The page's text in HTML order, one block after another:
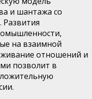
и шантажа со
Развития
на взаимной
отношений и
позволит в